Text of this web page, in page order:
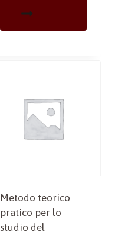
Metodo teorico
pratico per lo
studio del